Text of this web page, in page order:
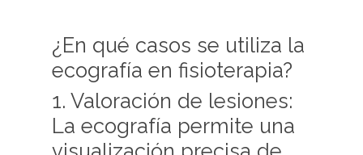
¿En qué casos se utiliza la
ecografía en fisioterapia?
1. Valoración de lesiones:
La ecografía permite una